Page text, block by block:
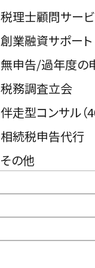
税理士顧問サー
創業融資サポート
無申告/過年度の
税務調査立会
伴走型コンサル（
相続税申告代行
その他